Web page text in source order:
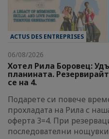
ACTUS DES ENTREPRISES
06/08/2026
Хотел Рила Боровец:
планината.
се на 4.
Подарете си повече
прохладата на Рила с
оферта 3=4. При
последователни